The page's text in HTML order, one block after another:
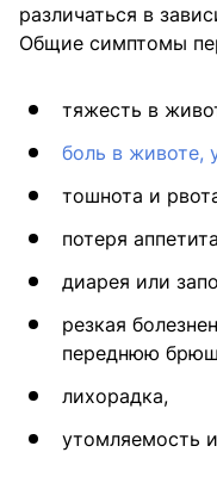
различаться в
Общие симптомы
тяжесть в
боль в животе,
тошнота и
потеря
диарея или
резкая
переднюю
лихорадка,
утомляемость